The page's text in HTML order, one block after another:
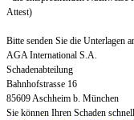
Attest)
Bitte senden Sie die Unterlagen
AGA International S.A.
Schadenabteilung
Bahnhofstrasse 16
85609 Aschheim b. München
Sie können Ihren Schaden